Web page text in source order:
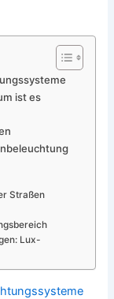
ist es
Straßen
Lux-